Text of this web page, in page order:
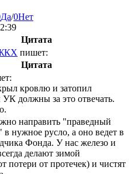
Да/0Нет
Цитата
пишет:
Цитата
кровлю и затопил
должны за это отвечать.
направить "праведный
нужное русло, а оно ведет в
Фонда. У нас железо и
делают зимой
потери от протечек) и чистят